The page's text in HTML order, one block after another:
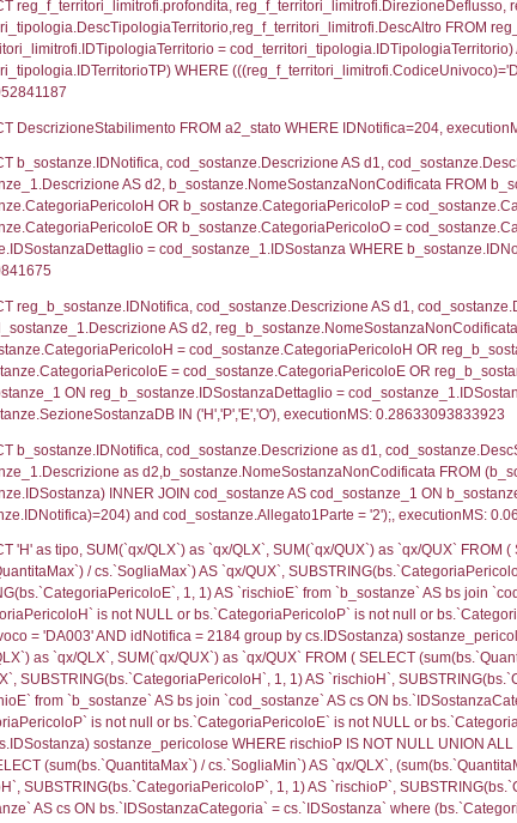
sql: SELECT f_territori_limitrofi.Distanza,
f_territori_limitrofi.DescAltro FROM
sql: SELECT
cod_territori_tipologia.IDTerritorioTP)
0.019832134246826
sql: SELECT f_territori_limitrofi.Distanza,
(f_territori_limitrofi.IDTipologiaTerritorio =
WHERE
sql: SELECT f_territori_limitrofi.Distanza,
(f_territori_limitrofi.IDTipologiaTerritorio =
WHERE
sql: SELECT f_territori_limitrofi.Distanza,
(f_territori_limitrofi.IDTipologiaTerritorio =
WHERE